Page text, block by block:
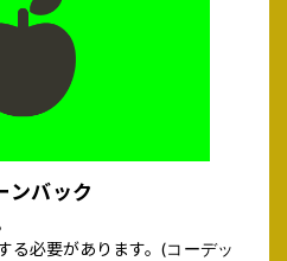
ンバック
必要があります。 (コーデッ